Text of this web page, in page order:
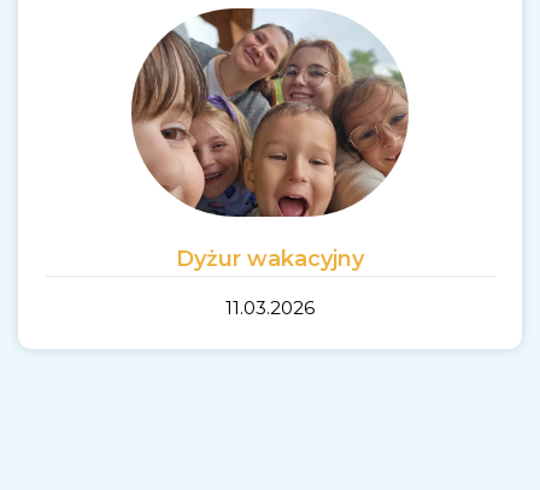
Dyżur wakacyjny
11.03.2026